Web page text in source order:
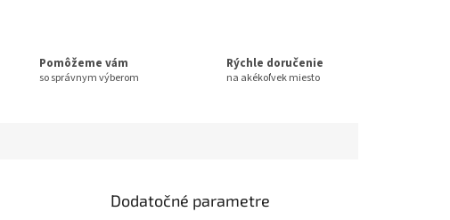
Pomôžeme vám
so správnym výberom
Rýchle doručenie
na akékoľvek miesto
Dodatočné parametre